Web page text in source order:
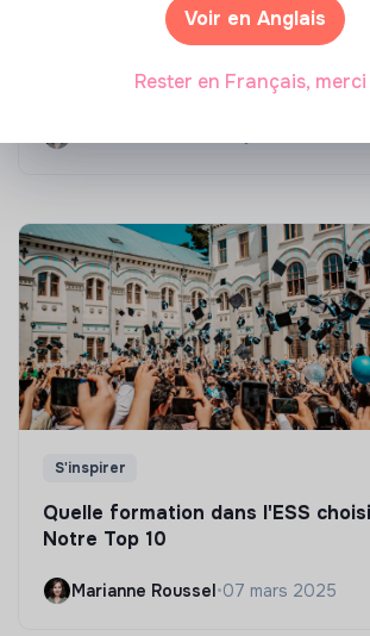
Compétences & formations
énergétique des bâtiments
S'inspirer
Quelle formation dans l'ESS
Notre Top 10
Marianne Roussel•07 mars 2025
Voir en Anglais
Rester en Français, merci